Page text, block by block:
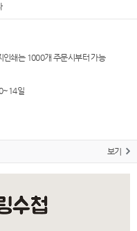
인쇄는 1000개 주문시부터 가능
일
보기